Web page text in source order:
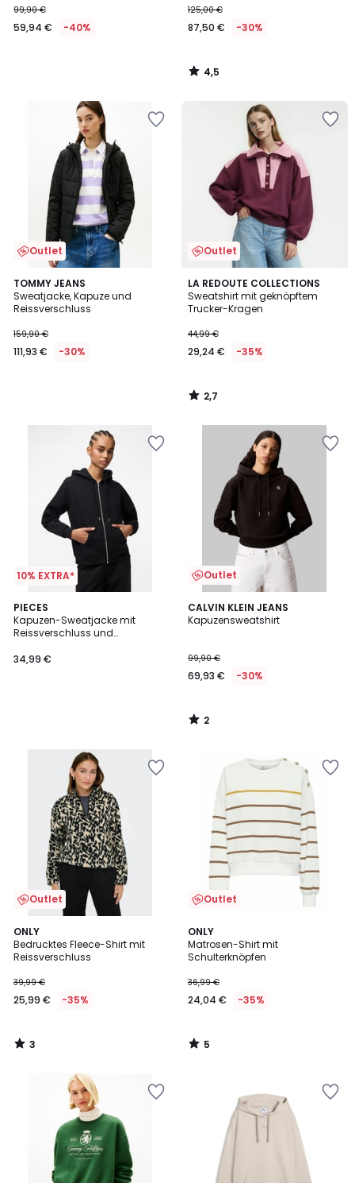
99,90 €
59,94 € -40%
125,00 €
87,50 € -30%
4,5
/
Outlet
TOMMY JEANS
Sweatjacke, Kapuze und
Reissverschluss
159,90 €
111,93 € -30%
Outlet
LA REDOUTE COLLECTIONS
Sweatshirt mit geknöpftem
Trucker-Kragen
44,99 €
29,24 € -35%
2,7
/ 5
2,7
/
10% EXTRA*
PIECES
Kapuzen-Sweatjacke mit
Reissverschluss und
34,99 €
Outlet
CALVIN KLEIN JEANS
Kapuzensweatshirt
99,90 €
69,93 € -30%
2
/
2
/
Outlet
ONLY
Bedrucktes Fleece-Shirt mit
Reissverschluss
39,99 €
25,99 € -35%
3
/
5
3
/
Outlet
ONLY
Matrosen-Shirt mit
Schulterknöpfen
36,99 €
24,04 € -35%
5
/
5
5
/